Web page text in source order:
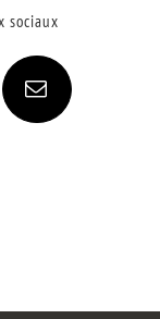
sociaux
Email